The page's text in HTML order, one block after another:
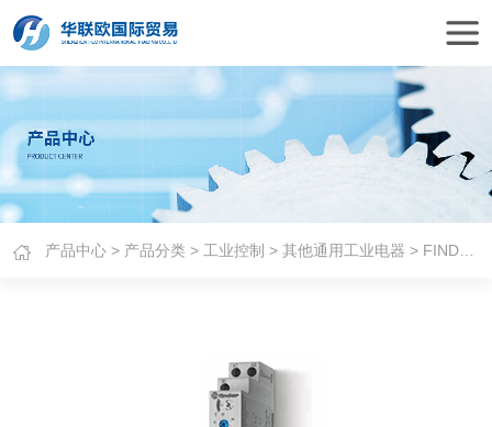
产品中心 > 产品分类 >工业控制 >其他通用工业电器 > FINDER时间继电器